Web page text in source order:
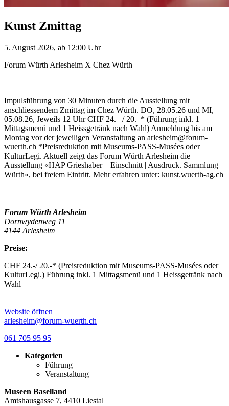
Kunst Zmittag
5. August 2026, ab 12:00 Uhr
Forum Würth Arlesheim X Chez Würth
Impulsführung von 30 Minuten durch die Ausstellung mit
anschliessendem Zmittag im Chez Würth. DO, 28.05.26 und MI,
05.08.26, Jeweils 12 Uhr CHF 24.– / 20.–* (Führung inkl. 1
Mittagsmenü und 1 Heissgetränk nach Wahl) Anmeldung bis am
Montag vor der jeweiligen Veranstaltung an arlesheim@forum-
wuerth.ch *Preisreduktion mit Museums-PASS-Musées oder
KulturLegi. Aktuell zeigt das Forum Würth Arlesheim die
Ausstellung «HAP Grieshaber – Einschnitt | Ausdruck. Sammlung
Würth», bei freiem Eintritt. Mehr erfahren unter: kunst.wuerth-ag.ch
Forum Würth Arlesheim
Dornwydenweg 11
4144 Arlesheim
Preise:
CHF 24.-/ 20.-* (Preisreduktion mit Museums-PASS-Musées oder
KulturLegi.) Führung inkl. 1 Mittagsmenü und 1 Heissgetränk nach
Wahl
Website öffnen
arlesheim@forum-wuerth.ch
061 705 95 95
Kategorien
Führung
Veranstaltung
Museen Baselland
Amtshausgasse 7, 4410 Liestal